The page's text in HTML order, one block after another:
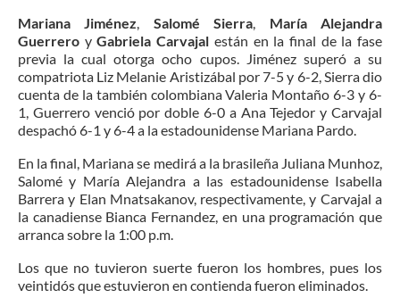
Mariana Jiménez, Salomé Sierra, María Alejandra
Guerrero yGabriela Carvajal están en la final de la fase
previa la cual otorga ocho cupos. Jiménez superó a su
compatriota Liz Melanie Aristizábal por 7-5 y 6-2, Sierra dio
cuenta de la también colombiana Valeria Montaño 6-3 y 6-
1, Guerrero venció por doble 6-0 a Ana Tejedor y Carvajal
despachó 6-1 y 6-4 a la estadounidense Mariana Pardo.
En la final, Mariana se medirá a la brasileña Juliana Munhoz,
Salomé y María Alejandra a las estadounidense Isabella
Barrera y Elan Mnatsakanov, respectivamente, y Carvajal a
la canadiense Bianca Fernandez, en una programación que
arranca sobre la 1:00 p.m.
Los que no tuvieron suerte fueron los hombres, pues los
veintidós que estuvieron en contienda fueron eliminados.